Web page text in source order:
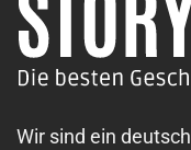
Wir sind ein